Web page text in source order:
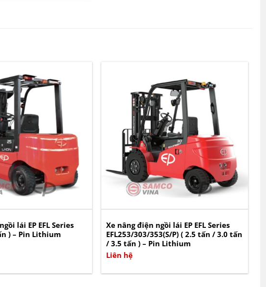
lái EP EFL Series
) – Pin Lithium
Xe nâng điện ngồi lái EP EFL Series
EFL253/303/353(S/P) ( 2.5 tấn / 3.0 tấn
/ 3.5 tấn ) – Pin Lithium
Liên hệ